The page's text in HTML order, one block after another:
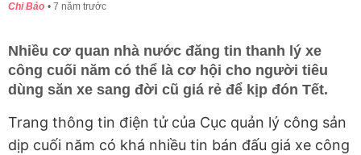
Chi Bảo 7 năm trước
Nhiều cơ quan nhà nước đăng tin thanh lý xe
công cuối năm có thể là cơ hội cho người tiêu
dùng săn xe sang đời cũ giá rẻ để kịp đón Tết.
Trang thông tin điện tử của Cục quản lý công sản
dịp cuối năm có khá nhiều tin bán đấu giá xe công